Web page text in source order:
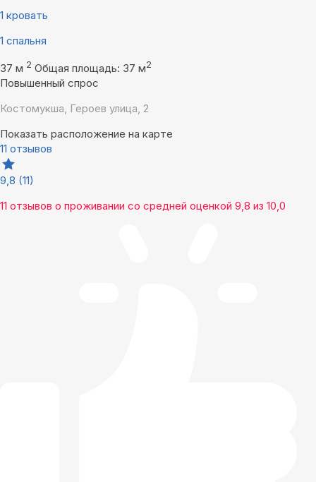
1 кровать
1 спальня
37 м 2 Общая площадь: 37 м2
Повышенный спрос
Костомукша, Героев улица, 2
Показать расположение на карте
11 отзывов
9,8 (11)
11 отзывов о проживании со средней оценкой 9,8 из 10,0